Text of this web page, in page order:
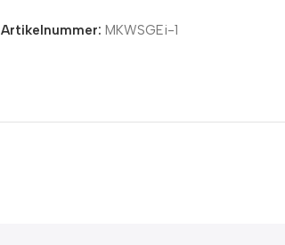
Artikelnummer: MKWSGEi-1